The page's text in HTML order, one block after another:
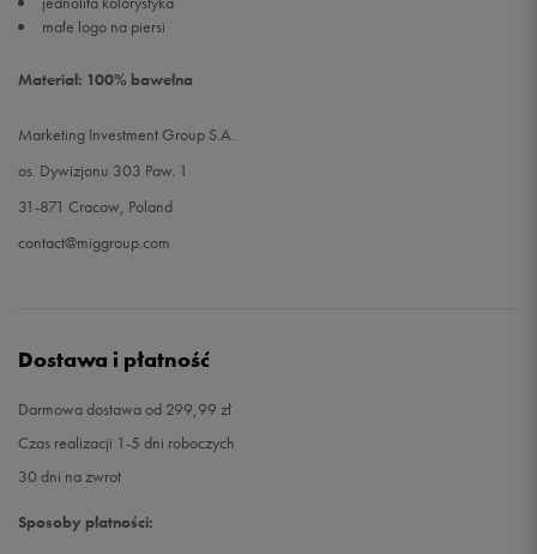
małe logo na piersi
Materiał: 100% bawełna
Marketing Investment Group S.A.
os. Dywizjonu 303 Paw. 1
31-871 Cracow, Poland
contact@miggroup.com
Dostawa i płatność
Darmowa dostawa od 299,99 zł
Czas realizacji 1-5 dni roboczych
30 dni na zwrot
Sposoby płatności: